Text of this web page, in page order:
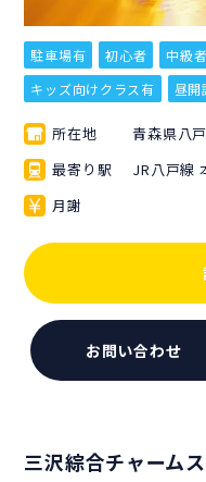
駐車場有 初心者 中級者
キッズ向けクラス有
昼開
所在地
青森県八
最寄り駅
JR八戸線
月謝
お問い合わせ
三沢綜合チャーム